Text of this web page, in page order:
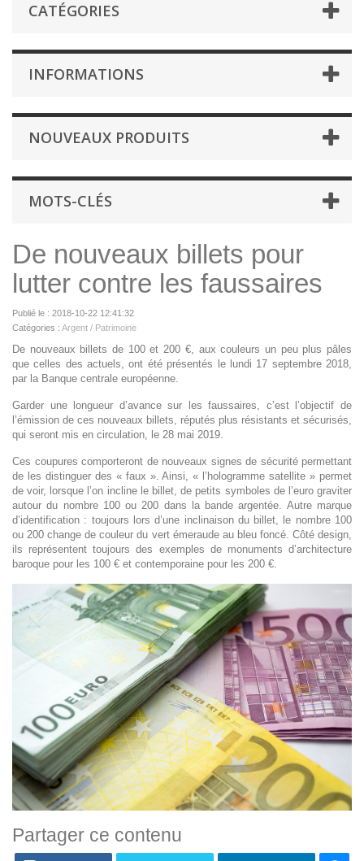
CATÉGORIES
INFORMATIONS
NOUVEAUX PRODUITS
MOTS-CLÉS
De nouveaux billets pour
lutter contre les faussaires
Publié le : 2018-10-22 12:41:32
Catégories : Argent / Patrimoine
De nouveaux billets de 100 et 200 €, aux couleurs un peu plus pâles
que celles des actuels, ont été présentés le lundi 17 septembre 2018,
par la Banque centrale européenne.
Garder une longueur d’avance sur les faussaires, c’est l’objectif de
l’émission de ces nouveaux billets, réputés plus résistants et sécurisés,
qui seront mis en circulation, le 28 mai 2019.
Ces coupures comporteront de nouveaux signes de sécurité permettant
de les distinguer des « faux ». Ainsi, « l’hologramme satellite » permet
de voir, lorsque l’on incline le billet, de petits symboles de l’euro graviter
autour du nombre 100 ou 200 dans la bande argentée. Autre marque
d’identification : toujours lors d’une inclinaison du billet, le nombre 100
ou 200 change de couleur du vert émeraude au bleu foncé. Côté design,
ils représentent toujours des exemples de monuments d’architecture
baroque pour les 100 € et contemporaine pour les 200 €.
Partager ce contenu